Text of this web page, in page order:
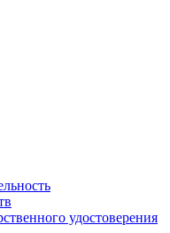
удостоверения